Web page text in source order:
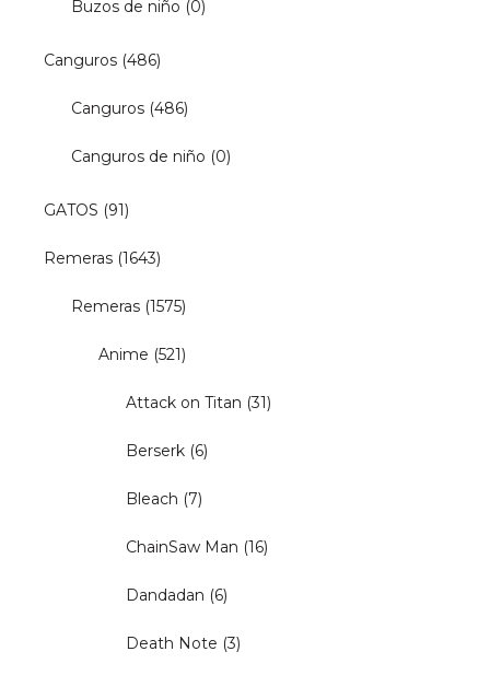
Buzos de niño (0)
Canguros (486)
Canguros (486)
Canguros de niño (0)
GATOS (91)
Remeras (1643)
Remeras (1575)
Anime (521)
Attack on Titan (31)
Berserk (6)
Bleach (7)
ChainSaw Man (16)
Dandadan (6)
Death Note (3)